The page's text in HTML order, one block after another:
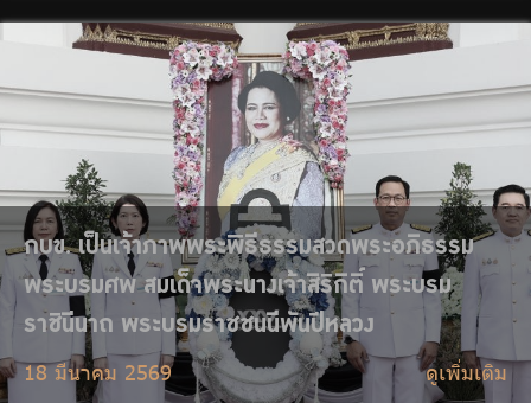
กบข. รับรางวัล 2025 Outperforming
Enterprises สะท้อนความแข็งแกร่งขององค์กร
12 มีนาคม 2569 ดูเพิ่มเติม